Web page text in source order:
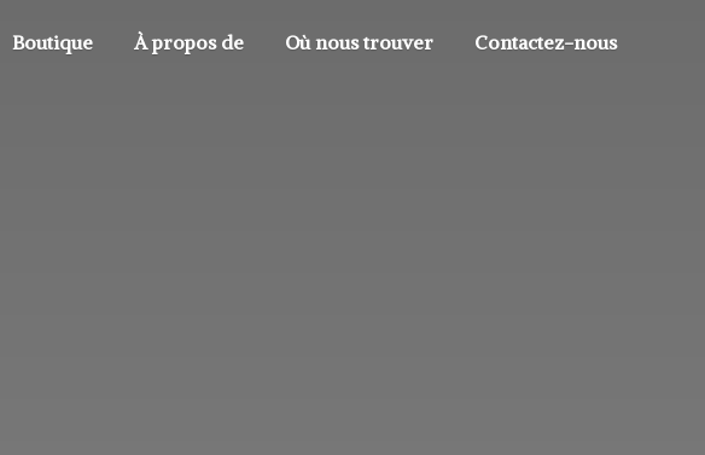
Boutique À propos de Où nous trouver Contactez-nous